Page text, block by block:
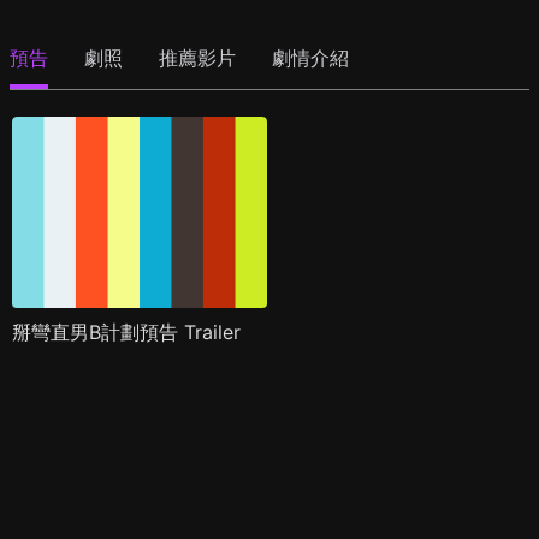
預告 劇照 推薦影片 劇情介紹
掰彎直男B計劃預告 Trailer